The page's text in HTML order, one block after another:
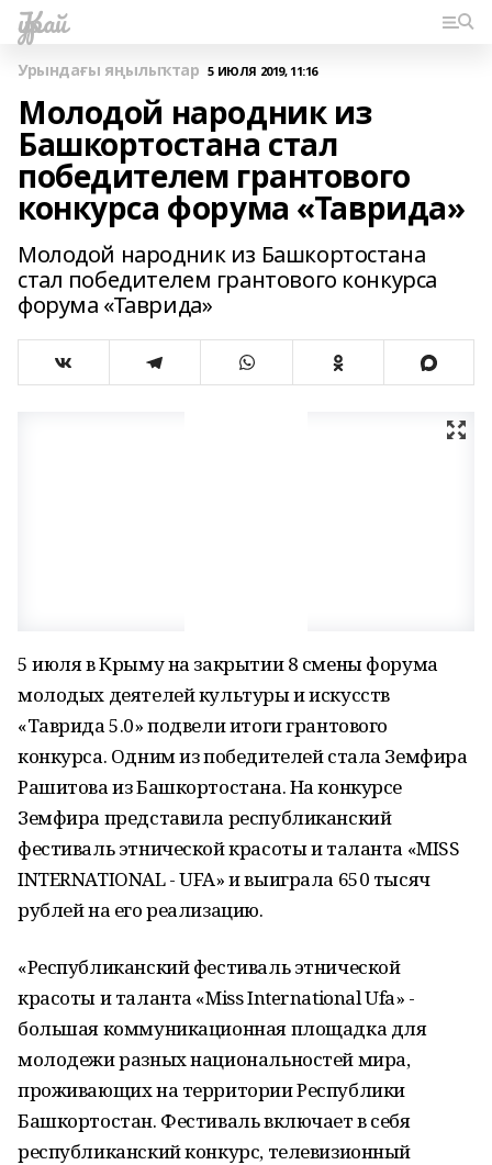
Ҡурай
Урындағы яңылыҡтар 5 ИЮЛЯ 2019, 11:16
Молодой народник из
Башкортостана стал
победителем грантового
конкурса форума «Таврида»
Молодой народник из Башкортостана
стал победителем грантового конкурса
форума «Таврида»
5 июля в Крыму на закрытии 8 смены форума
молодых деятелей культуры и искусств
«Таврида 5.0» подвели итоги грантового
конкурса. Одним из победителей стала Земфира
Рашитова из Башкортостана. На конкурсе
Земфира представила республиканский
фестиваль этнической красоты и таланта «MISS
INTERNATIONAL - UFA» и выиграла 650 тысяч
рублей на его реализацию.
«Республиканский фестиваль этнической
красоты и таланта «Miss International Ufa» -
большая коммуникационная площадка для
молодежи разных национальностей мира,
проживающих на территории Республики
Башкортостан. Фестиваль включает в себя
республиканский конкурс, телевизионный